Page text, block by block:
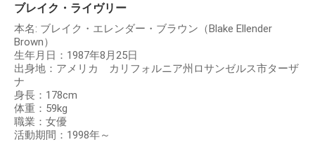
ブレイク・ライヴリー
本名: ブレイク・エレンダー・ブラウン（Blake Ellender
Brown）
生年月日：1987年8月25日
出身地：アメリカ カリフォルニア州ロサンゼルス市ターザ
ナ
身長：178cm
体重：59kg
職業：女優
活動期間：1998年～